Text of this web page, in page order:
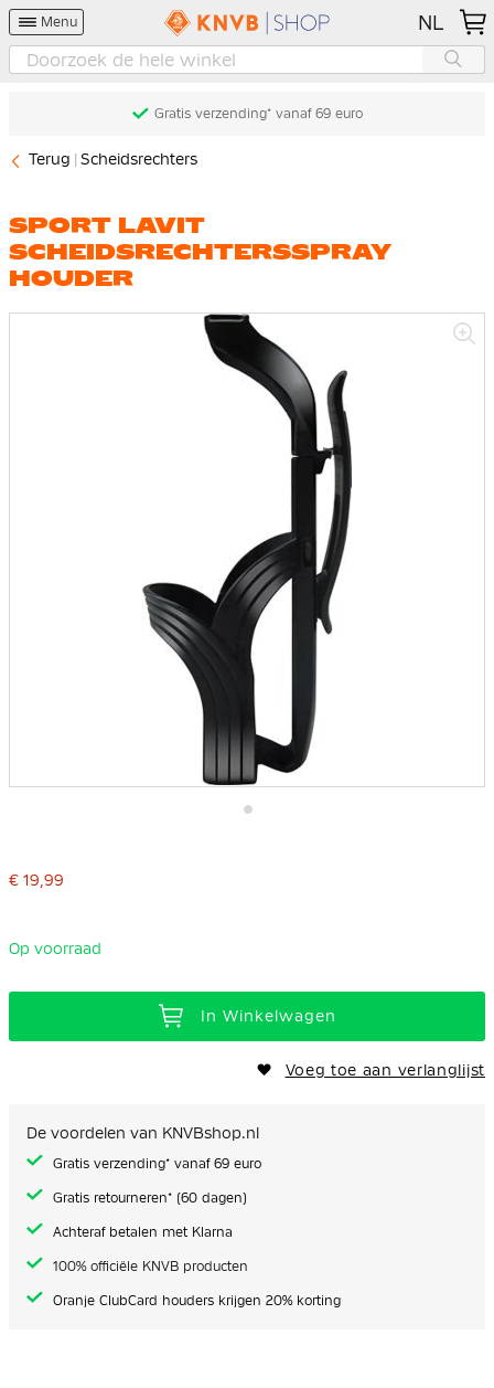
Menu NL
Gratis verzending* vanaf 69 euro
Terug Scheidsrechters
SPORT LAVIT
SCHEIDSRECHTERSSPRAY
HOUDER
begin
gallerij
€ 19,99
Op voorraad
In Winkelwagen
Voeg toe aan verlanglijst
De voordelen van KNVBshop.nl
Gratis verzending* vanaf 69 euro
Gratis retourneren* (60 dagen)
Achteraf betalen met Klarna
100% officiële KNVB producten
Oranje ClubCard houders krijgen 20% korting